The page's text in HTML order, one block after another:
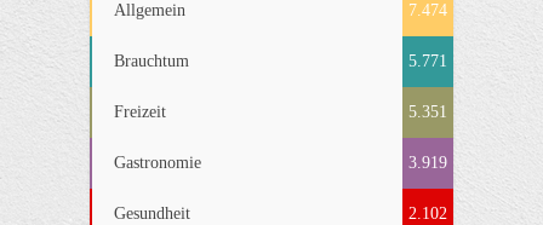
Allgemein 7.474
Brauchtum 5.771
Freizeit 5.351
Gastronomie 3.919
Gesundheit 2.102